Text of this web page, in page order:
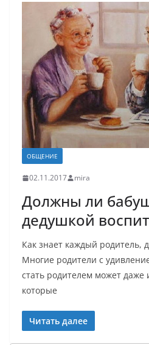
ОБЩЕНИЕ
02.11.2017 mira
Должны ли
дедушкой
Как знает каждый родитель,
Многие родители с
стать родителем может
которые
Читать далее